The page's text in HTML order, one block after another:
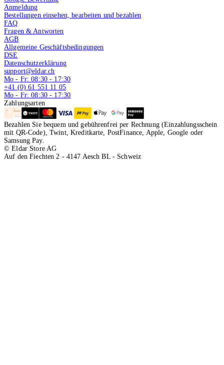
Anmeldung
Bestellungen einsehen, bearbeiten und bezahlen
FAQ
Fragen & Antworten
AGB
Allgemeine Geschäftsbedingungen
DSE
Datenschutzerklärung
support@eldar.ch
Mo - Fr: 08:30 - 17:30
+41 (0) 61 551 11 05
Mo - Fr: 08:30 - 17:30
Zahlungsarten
Bezahlen Sie bequem und gebührenfrei per Rechnung (Einzahlungsschein
mit QR-Code), Twint, Kreditkarte, PostFinance, Apple, Google oder
Samsung Pay.
© Eldar Store AG
Auf den Fiechten 2 - 4147 Aesch BL - Schweiz